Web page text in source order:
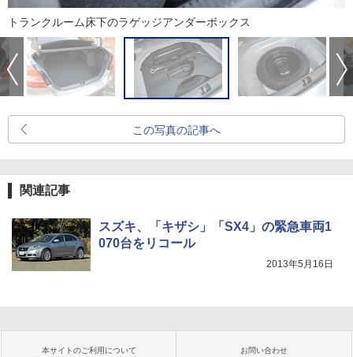
トランクルーム床下のラゲッジアンダーボックス
この写真の記事へ
関連記事
スズキ、「キザシ」「SX4」の緊急車両1
070台をリコール
2013年5月16日
本サイトのご利用について お問い合わせ